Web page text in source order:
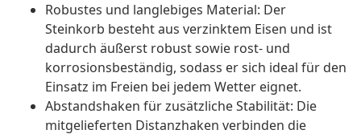
Robustes und langlebiges Material: Der
Steinkorb besteht aus verzinktem Eisen und ist
dadurch äußerst robust sowie rost- und
korrosionsbeständig, sodass er sich ideal für den
Einsatz im Freien bei jedem Wetter eignet.
Abstandshaken für zusätzliche Stabilität: Die
mitgelieferten Distanzhaken verbinden die